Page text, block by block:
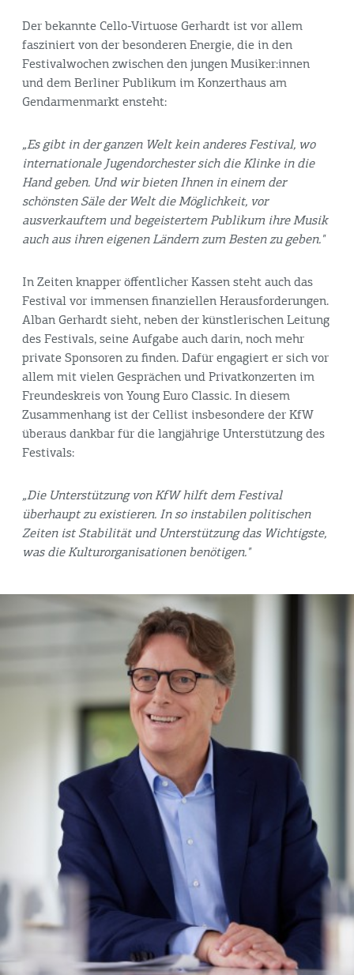
Der bekannte Cello-Virtuose Gerhardt ist vor allem
fasziniert von der besonderen Energie, die in den
Festivalwochen zwischen den jungen Musiker:innen
und dem Berliner Publikum im Konzerthaus am
Gendarmenmarkt ensteht:
„Es gibt in der ganzen Welt kein anderes Festival, wo
internationale Jugendorchester sich die Klinke in die
Hand geben. Und wir bieten Ihnen in einem der
schönsten Säle der Welt die Möglichkeit, vor
ausverkauftem und begeistertem Publikum ihre Musik
auch aus ihren eigenen Ländern zum Besten zu geben."
In Zeiten knapper öffentlicher Kassen steht auch das
Festival vor immensen finanziellen Herausforderungen.
Alban Gerhardt sieht, neben der künstlerischen Leitung
des Festivals, seine Aufgabe auch darin, noch mehr
private Sponsoren zu finden. Dafür engagiert er sich vor
allem mit vielen Gesprächen und Privatkonzerten im
Freundeskreis von Young Euro Classic. In diesem
Zusammenhang ist der Cellist insbesondere der KfW
überaus dankbar für die langjährige Unterstützung des
Festivals:
„Die Unterstützung von KfW hilft dem Festival
überhaupt zu existieren. In so instabilen politischen
Zeiten ist Stabilität und Unterstützung das Wichtigste,
was die Kulturorganisationen benötigen."